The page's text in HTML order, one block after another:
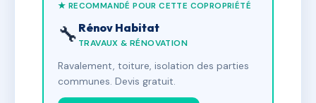
★ RECOMMANDÉ POUR CETTE COPROPRIÉTÉ
🔧 Rénov Habitat
TRAVAUX & RÉNOVATION
Ravalement, toiture, isolation des parties
communes. Devis gratuit.